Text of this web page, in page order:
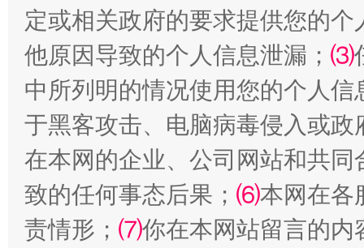
阿坝州三大球赛在茂县开幕 规模
定或相关政府的要求提供您的个
他原因导致的个人信息泄漏； ⑶
中所列明的情况使用您的个人
于黑客攻击、电脑病毒侵入或
在本网的企业、公司网站和共
致的任何事态后果； ⑹本网在各
责情形； ⑺你在本网站留言的内